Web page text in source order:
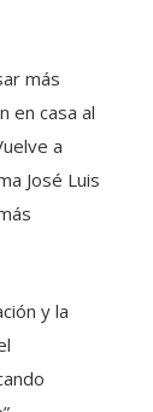
más
en casa al
a
José Luis
y la